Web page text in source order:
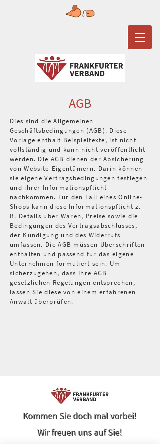
AGB
Dies sind die Allgemeinen
Geschäftsbedingungen (AGB). Diese
Vorlage enthält Beispieltexte, ist nicht
vollständig und kann nicht veröffentlicht
werden. Die AGB dienen der Absicherung
von Website-Eigentümern. Darin können
sie eigene Vertragsbedingungen festlegen
und ihrer Informationspflicht
nachkommen. Für den Fall eines Online-
Shops kann diese Informationspflicht z.
B. Details über Waren, Preise sowie die
Bedingungen des Vertragsabschlusses,
der Kündigung und des Widerrufs
umfassen. Die AGB müssen Überschriften
enthalten und passend für das eigene
Unternehmen formuliert sein. Um
sicherzugehen, dass Ihre AGB
gesetzlichen Regelungen entsprechen,
lassen Sie diese von einem erfahrenen
Anwalt überprüfen.
Kommen Sie doch mal vorbei!
Wir freuen uns auf Sie!